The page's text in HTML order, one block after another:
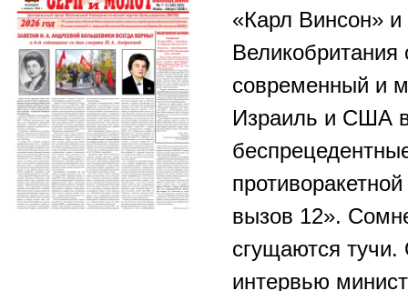
«Карл Винсон»
современный и
Израиль и США
вызов 12».
сгущаются тучи.
интервью